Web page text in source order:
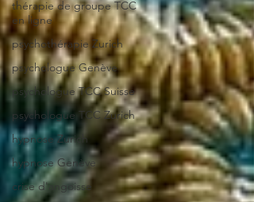
thérapie de groupe TCC
en ligne
psychothérapie Zurich
psychologue Genève
psychologue TCC Suisse
psychologue TCC Zurich
hypnose Zurich
hypnose Genève
crise d'angoisse